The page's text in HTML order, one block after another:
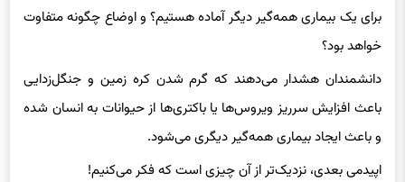
برای یک بیماری همه‌گیر دیگر آماده هستیم؟ و اوضاع چگونه متفاوت
خواهد بود؟
دانشمندان هشدار می‌دهند که گرم شدن کره زمین و جنگل‌زدایی
باعث افزایش سرریز ویروس‌ها یا باکتری‌ها از حیوانات به انسان شده
و باعث ایجاد بیماری همه‌گیر دیگری می‌شود.
اپیدمی بعدی، نزدیک‌تر از آن چیزی است که فکر می‌کنیم!